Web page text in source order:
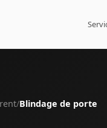
/Blindage de porte